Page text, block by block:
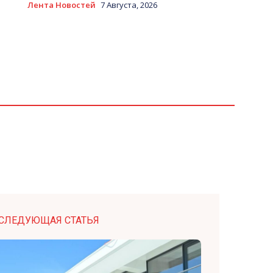
Лента Новостей 7 Августа, 2026
СТАТЬЯ